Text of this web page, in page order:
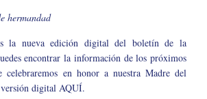
hermandad
la nueva edición digital del boletín de la
encontrar la información de los próximos
celebraremos en honor a nuestra Madre del
digital AQUÍ.